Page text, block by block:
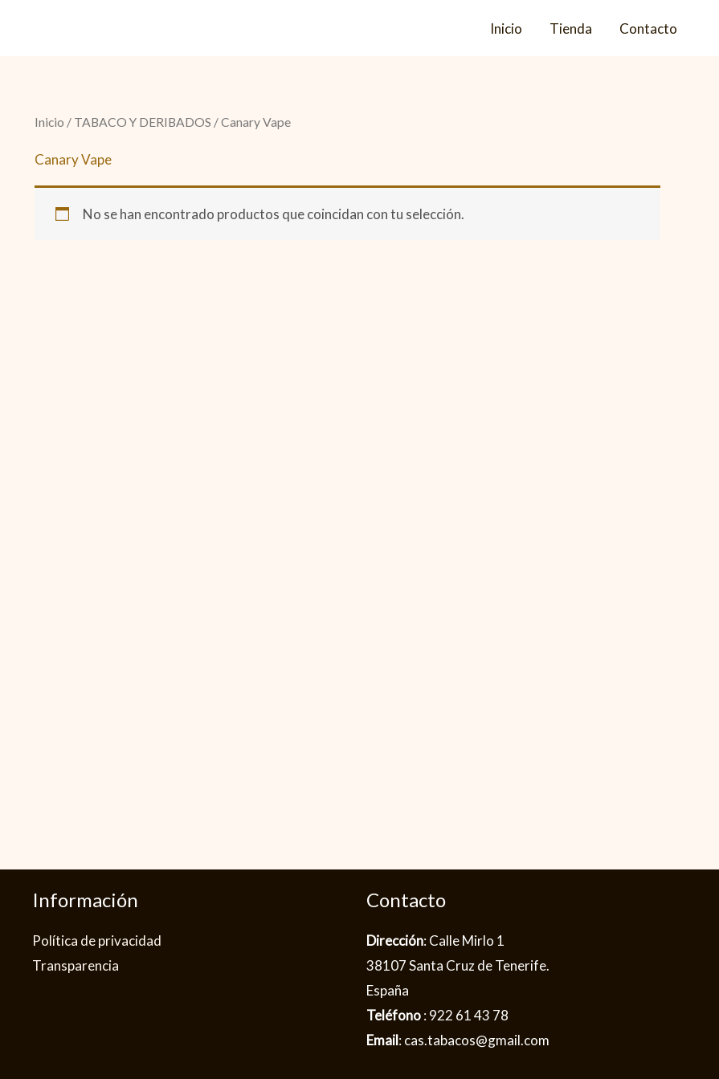
Inicio Tienda Contacto
Inicio / TABACO Y DERIBADOS / Canary Vape
Canary Vape
No se han encontrado productos que coincidan con tu selección.
Información
Política de privacidad​
Transparencia
Contacto
Dirección: Calle Mirlo 1
38107 Santa Cruz de Tenerife.
España
Teléfono: 922 61 43 78
Email: cas.tabacos@gmail.com